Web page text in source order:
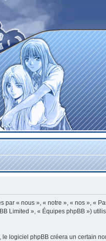
« nous », « notre », « nos », «
Limited », « Équipes phpBB »)
logiciel phpBB créera un certain